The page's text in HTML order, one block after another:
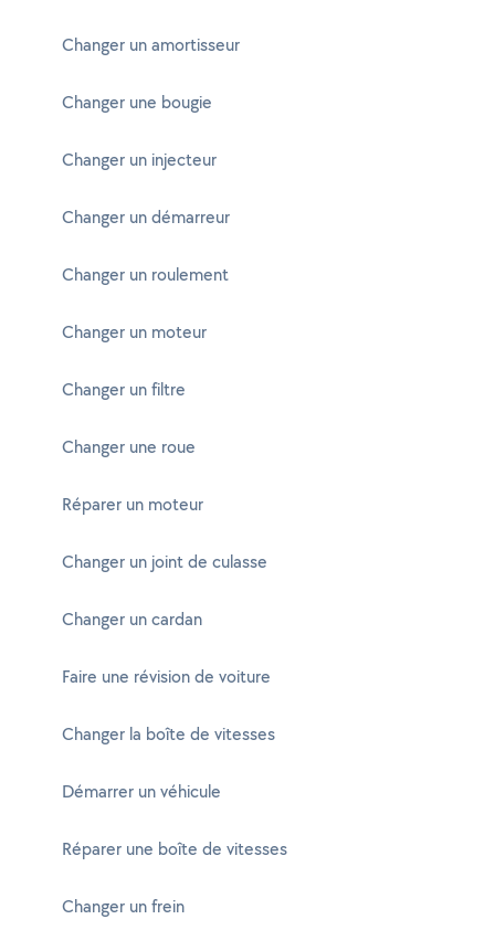
Changer un amortisseur
Changer une bougie
Changer un injecteur
Changer un démarreur
Changer un roulement
Changer un moteur
Changer un filtre
Changer une roue
Réparer un moteur
Changer un joint de culasse
Changer un cardan
Faire une révision de voiture
Changer la boîte de vitesses
Démarrer un véhicule
Réparer une boîte de vitesses
Changer un frein